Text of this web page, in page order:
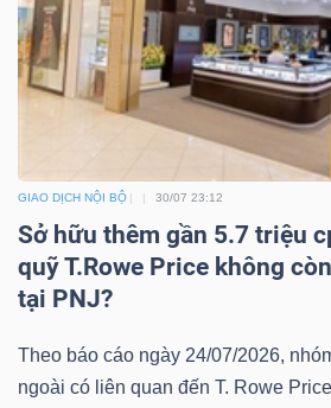
GIAO DỊCH NỘI BỘ 30/07 23:12
Sở hữu thêm gần 5.7 triệu
quỹ T.Rowe Price không
tại PNJ?
Theo báo cáo ngày 24/07/2026,
ngoài có liên quan đến T. Rowe